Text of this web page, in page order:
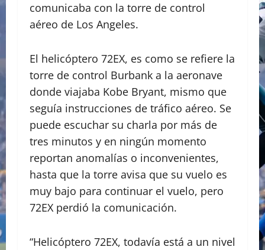
comunicaba con la torre de control
aéreo de Los Angeles.
El helicóptero 72EX, es como se refiere la
torre de control Burbank a la aeronave
donde viajaba Kobe Bryant, mismo que
seguía instrucciones de tráfico aéreo. Se
puede escuchar su charla por más de
tres minutos y en ningún momento
reportan anomalías o inconvenientes,
hasta que la torre avisa que su vuelo es
muy bajo para continuar el vuelo, pero
72EX perdió la comunicación.
“Helicóptero 72EX, todavía está a un nivel